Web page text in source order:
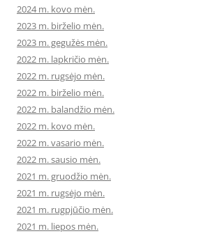
2024 m. kovo mėn.
2023 m. birželio mėn.
2023 m. gegužės mėn.
2022 m. lapkričio mėn.
2022 m. rugsėjo mėn.
2022 m. birželio mėn.
2022 m. balandžio mėn.
2022 m. kovo mėn.
2022 m. vasario mėn.
2022 m. sausio mėn.
2021 m. gruodžio mėn.
2021 m. rugsėjo mėn.
2021 m. rugpjūčio mėn.
2021 m. liepos mėn.